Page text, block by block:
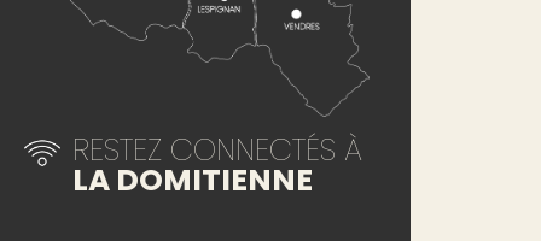
RESTEZ CONNECTÉS À
LA DOMITIENNE